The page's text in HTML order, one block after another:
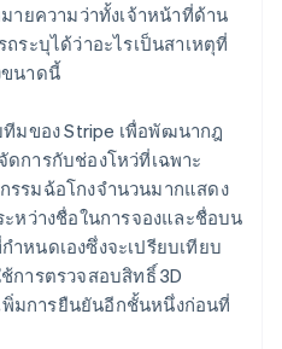
ายความว่าทั้งเจ้าหน้าที่ด้าน
ระบุได้ว่าอะไรเป็นสาเหตุที่
ขนาดนี้
มของ Stripe เพื่อพัฒนากฎ
การกับช่องโหว่ที่เฉพาะ
กรรมฉ้อโกงจำนวนมากแสดง
หว่างชื่อในการจองและชื่อบน
หนดเองซึ่งจะเปรียบเทียบ
การตรวจสอบสิทธิ์ 3D
พิ่มการยืนยันอีกชั้นหนึ่งก่อนที่